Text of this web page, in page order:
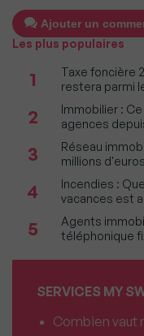
Ajouter un
Les plus populaires
1
Taxe foncière
restera parmi
2
Immobilier :
agences
3
Réseau
millions
4
Incendies :
vacances est
5
Agents
téléphonique
SERVICES MY
Combien vaut